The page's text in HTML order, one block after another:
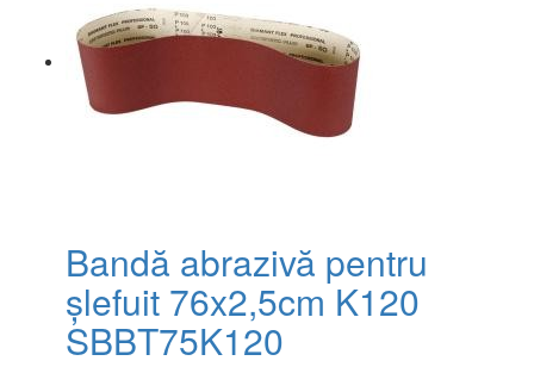
Bandă abrazivă pentru
șlefuit 76x2,5cm K120
SBBT75K120